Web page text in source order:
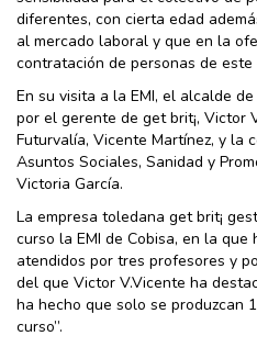
diferentes, con cierta edad
al mercado laboral y que en la
contratación de personas de este
En su visita a la EMI, el alcalde
por el gerente de get brit¡, Victor
Futurvalía, Vicente Martínez, y la
Asuntos Sociales, Sanidad y
Victoria García.
La empresa toledana get brit¡
curso la EMI de Cobisa, en la
atendidos por tres profesores y
del que Victor V.Vicente ha
ha hecho que solo se produzcan
curso”.